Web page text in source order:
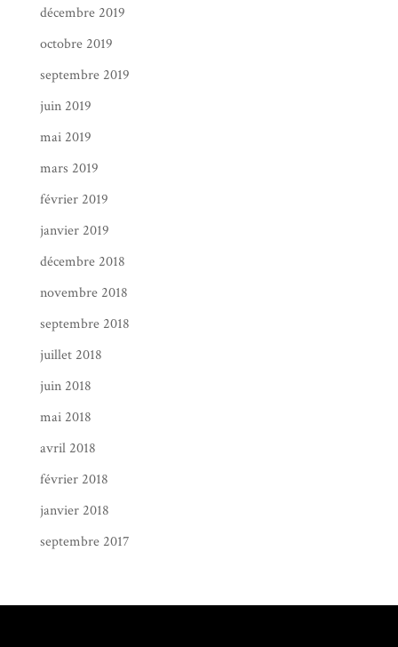
décembre 2019
octobre 2019
septembre 2019
juin 2019
mai 2019
mars 2019
février 2019
janvier 2019
décembre 2018
novembre 2018
septembre 2018
juillet 2018
juin 2018
mai 2018
avril 2018
février 2018
janvier 2018
septembre 2017